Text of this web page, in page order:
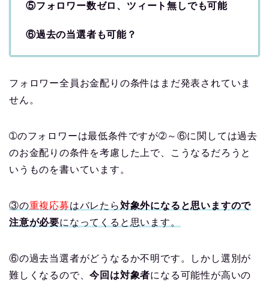
⑤フォロワー数ゼロ、ツィート無しでも可能
⑥過去の当選者も可能？
フォロワー全員お金配りの条件はまだ発表されていま
せん。
➀のフォロワーは最低条件ですが➁～⑥に関しては過去
のお金配りの条件を考慮した上で、こうなるだろうと
いうものを書いています。
③の重複応募はバレたら対象外になると思いますので
注意が必要になってくると思います。
⑥の過去当選者がどうなるか不明です。しかし選別が
難しくなるので、今回は対象者になる可能性が高いの